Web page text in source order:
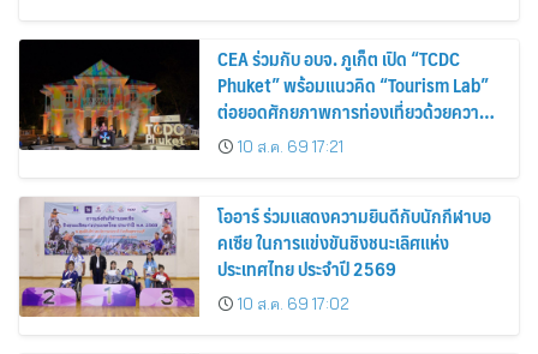
CEA ร่วมกับ อบจ. ภูเก็ต เปิด “TCDC
Phuket” พร้อมแนวคิด “Tourism Lab”
ต่อยอดศักยภาพการท่องเที่ยวด้วยความ
คิดสร้างสรรค์ ขับเคลื่อนเศรษฐกิจ
สร้างสรรค์ของภูเก็ต
10 ส.ค. 69 17:21
โออาร์ ร่วมแสดงความยินดีกับนักกีฬาบอ
คเซีย ในการแข่งขันชิงชนะเลิศแห่ง
ประเทศไทย ประจำปี 2569
10 ส.ค. 69 17:02